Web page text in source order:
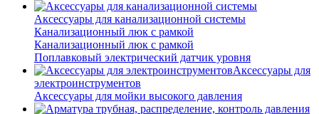
Аксессуары для канализационной системы
Канализационный люк с рамкой
Канализационный люк с рамкой
Поплавковый электрический датчик уровня
Аксессуары для
электроинструментов
Аксессуары для мойки высокого давления